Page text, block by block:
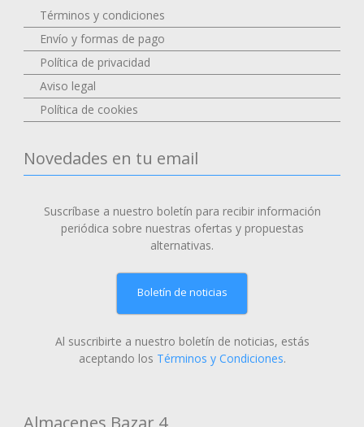
Términos y condiciones
Envío y formas de pago
Política de privacidad
Aviso legal
Política de cookies
Novedades en tu email
Suscríbase a nuestro boletín para recibir información
periódica sobre nuestras ofertas y propuestas
alternativas.
Boletín de noticias
Al suscribirte a nuestro boletín de noticias, estás
aceptando los Términos y Condiciones.
Almacenes Bazar 4